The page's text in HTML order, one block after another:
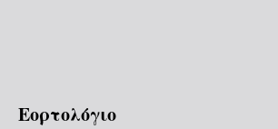
Εορτολόγιο